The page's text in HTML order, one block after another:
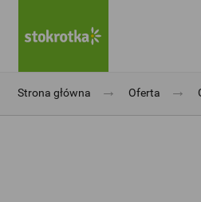
Strona główna → Oferta →